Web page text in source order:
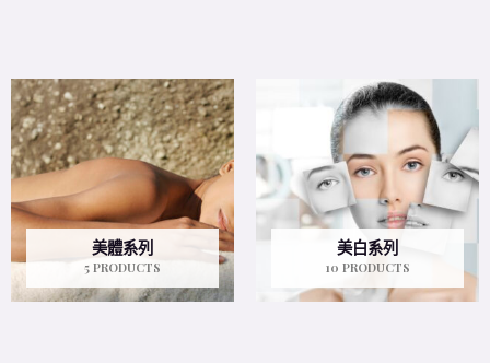
美體系列
5 PRODUCTS
美白系列
10 PRODUCTS